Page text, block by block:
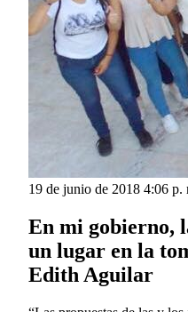
19 de junio de 2018 4:06 p.
En mi gobierno,
un lugar en la
Edith Aguilar